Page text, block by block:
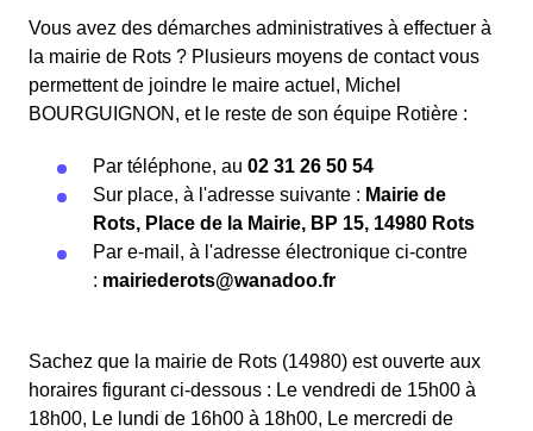
Vous avez des démarches administratives à effectuer à
la mairie de Rots ? Plusieurs moyens de contact vous
permettent de joindre le maire actuel, Michel
BOURGUIGNON, et le reste de son équipe Rotière :
Par téléphone, au 02 31 26 50 54
Sur place, à l'adresse suivante : Mairie de
Rots, Place de la Mairie, BP 15, 14980 Rots
Par e-mail, à l'adresse électronique ci-contre
: mairiederots@wanadoo.fr
Sachez que la mairie de Rots (14980) est ouverte aux
horaires figurant ci-dessous : Le vendredi de 15h00 à
18h00, Le lundi de 16h00 à 18h00, Le mercredi de